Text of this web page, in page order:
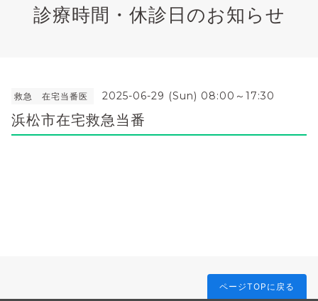
診療時間・休診日のお知らせ
救急 在宅当番医 2025-06-29 (Sun) 08:00～17:30
浜松市在宅救急当番
ページTOPに戻る